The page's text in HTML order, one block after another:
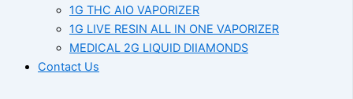
1G THC AIO VAPORIZER
1G LIVE RESIN ALL IN ONE VAPORIZER
MEDICAL 2G LIQUID DIIAMONDS
Contact Us